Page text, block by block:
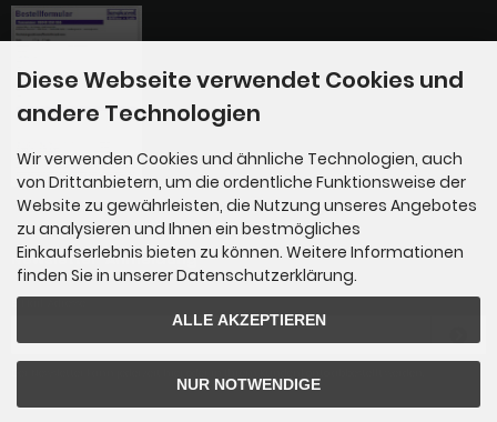
Newsletter-Anmeldung
E-Mail-Adresse:
Diese Webseite verwendet Cookies und
andere Technologien
Wir verwenden Cookies und ähnliche Technologien, auch
von Drittanbietern, um die ordentliche Funktionsweise der
Website zu gewährleisten, die Nutzung unseres Angebotes
zu analysieren und Ihnen ein bestmögliches
Einkaufserlebnis bieten zu können. Weitere Informationen
finden Sie in unserer Datenschutzerklärung.
ALLE AKZEPTIEREN
NUR NOTWENDIGE